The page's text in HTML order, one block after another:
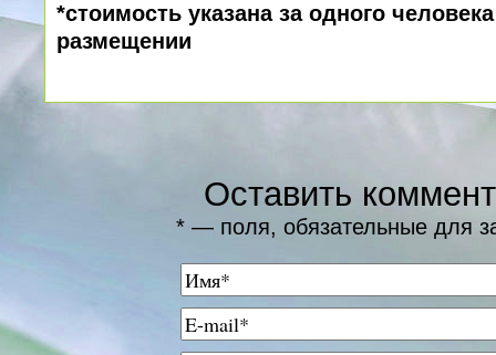
*стоимость указана за одного
размещении
Оставить
* — поля, обязательные для